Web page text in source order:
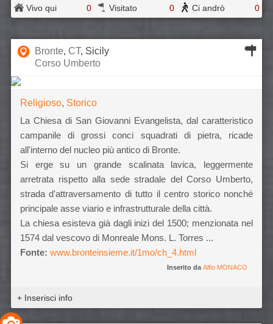
Vivo qui 0 Visitato 0 Ci andrò 0
Bronte, CT, Sicily
Corso Umberto
Religioso, Storico
La Chiesa di San Giovanni Evangelista, dal caratteristico
campanile di grossi conci squadrati di pietra, ricade
all'interno del nucleo più antico di Bronte.
Si erge su un grande scalinata lavica, leggermente
arretrata rispetto alla sede stradale del Corso Umberto,
strada d'attraversamento di tutto il centro storico nonché
principale asse viario e infrastrutturale della città.
La chiesa esisteva già dagli inizi del 1500; menzionata nel
1574 dal vescovo di Monreale Mons. L. Torres ...
Fonte: www.bronteinsieme.it/1mo/ch_4.html
Inserito daAlfio MONACO
+ Inserisci info